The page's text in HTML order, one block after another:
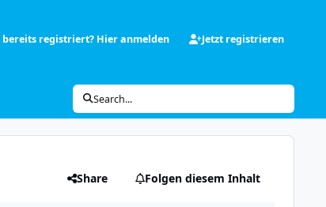
bereits registriert? Hier anmelden Jetzt registrieren
Search...
Share Folgen diesem Inhalt